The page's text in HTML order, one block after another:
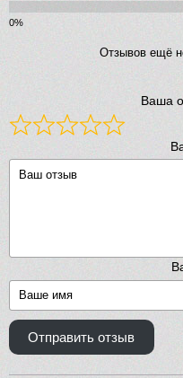
Отзывов ещё
Ваша
Отправить отзыв